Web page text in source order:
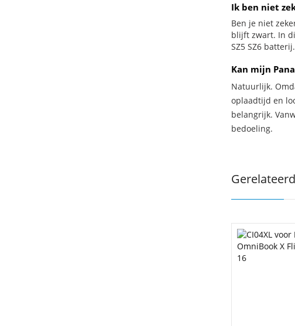
Ik ben niet
Ben je niet
blijft zwart. In
SZ5 SZ6 batterij.
Kan mijn
Natuurlijk.
oplaadtijd en
belangrijk.
bedoeling.